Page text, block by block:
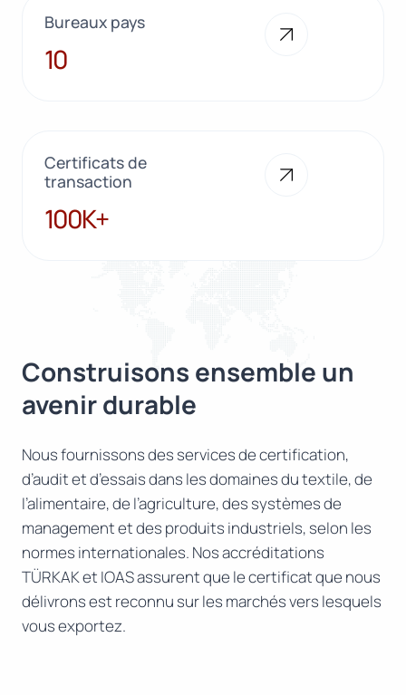
Bureaux pays
10
10
Certificats de
transaction
100K+
100K+
Construisons ensemble un
avenir durable
Nous fournissons des services de certification,
d’audit et d’essais dans les domaines du textile, de
l’alimentaire, de l’agriculture, des systèmes de
management et des produits industriels, selon les
normes internationales. Nos accréditations
TÜRKAK et IOAS assurent que le certificat que nous
délivrons est reconnu sur les marchés vers lesquels
vous exportez.